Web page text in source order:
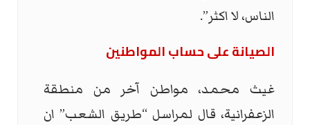
الناس، لا اكثر”.
الصيانة على حساب المواطنين
غيث محمد، مواطن آخر من منطقة
الزعفرانية، قال لمراسل “طريق الشعب” ان